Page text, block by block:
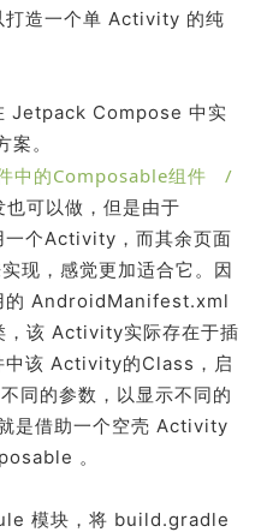
打造一个单 Activity 的纯
Jetpack Compose 中实
。
中的Composable组件 /
可以做，但是由于
个Activity，而其余页面
现，感觉更加适合它。因
的 AndroidManifest.xml
该 Activity实际存在于插
中该 Activity的Class，启
同的参数，以显示不同的
是借助一个空壳 Activity
。
模块，将 build.gradle